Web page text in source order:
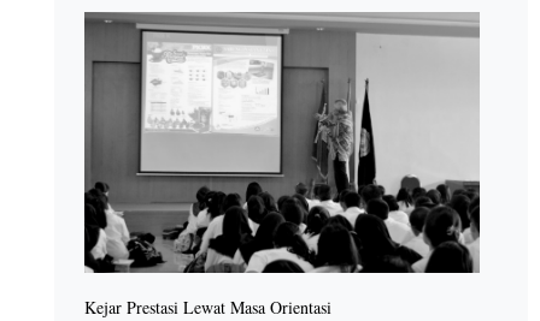
Kejar Prestasi Lewat Masa Orientasi